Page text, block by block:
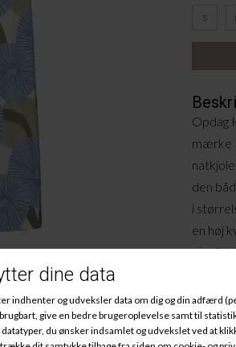
S
Opdag
mærke
den
i
en høj
utroligt
som
Blue